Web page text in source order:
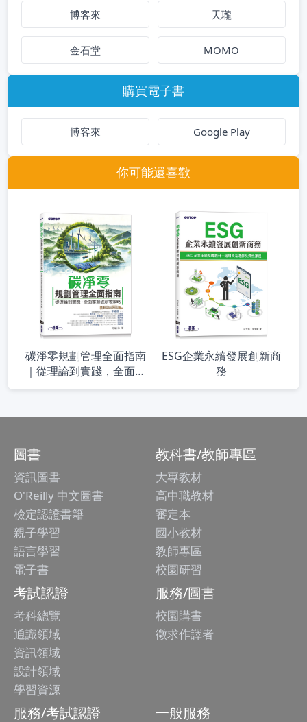
博客來 天瓏
金石堂 MOMO
購買電子書
博客來 Google Play
你可能還喜歡
碳淨零規劃管理全面指南
｜從理論到實踐，全面掌
握碳淨零策略
ESG企業永續發展創新商
務
圖書
資訊圖書
O'Reilly 中文圖書
檢定認證書籍
親子學習
語言學習
電子書
教科書/教師專區
大專教材
高中職教材
審定本
國小教材
教師專區
校園研習
考試認證
考科總覽
通識領域
資訊領域
設計領域
學習資源
服務/圖書
校園購書
徵求作譯者
服務/考試認證 一般服務